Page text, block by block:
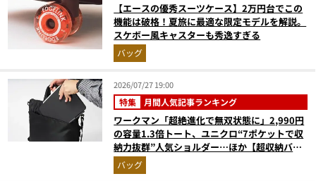
【エースの優秀スーツケース】2万円台でこの
機能は破格！夏旅に最適な限定モデルを解説。
スケボー風キャスターも秀逸すぎる
バッグ
2026/07/27 19:00
特集 月間人気記事ランキング
ワークマン「超絶進化で無双状態に」2,990円
の容量1.3倍トート、ユニクロ“7ポケットで収
納力抜群”人気ショルダー…ほか【超収納バッ
グの人気記事ランキングベスト3】（2026年6
月版）
バッグ